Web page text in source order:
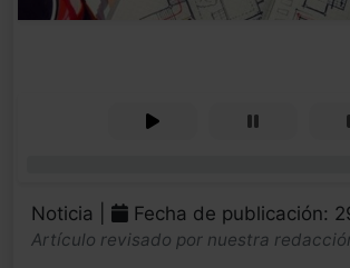
Noticia | Fecha de publicación:
Artículo revisado por nuestra